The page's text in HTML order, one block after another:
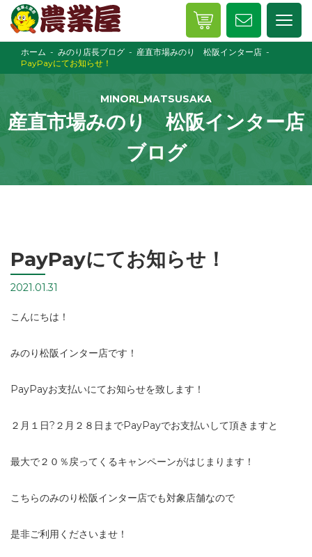
ホーム みのり店長ブログ
産直市場みのり 松阪インター店
PayPayにてお知らせ！
MINORI_MATSUSAKA
産直市場みのり 松阪インター店
ブログ
PayPayにてお知らせ！
2021.01.31
こんにちは！
みのり松阪インター店です！
PayPayお支払いにてお知らせを致します！
２月１日?２月２８日までPayPayでお支払いして頂きますと
最大で２０％戻ってくるキャンペーンがはじまります！
こちらのみのり松阪インター店でも対象店舗なので
是非ご利用くださいませ！